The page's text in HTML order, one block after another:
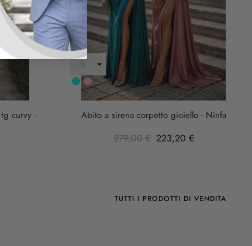
curvy -
Turchese
rosa
anticha
Abito a sirena corpetto gioiello - Ninfa
279,00 € 223,20 €
TUTTI I PRODOTTI DI VENDITA